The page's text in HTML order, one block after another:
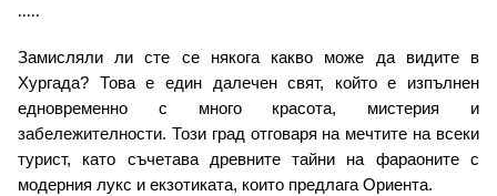
.....
Замисляли ли сте се някога какво може да видите в
Хургада? Това е един далечен свят, който е изпълнен
едновременно с много красота, мистерия и
забележителности. Този град отговаря на мечтите на всеки
турист, като съчетава древните тайни на фараоните с
модерния лукс и екзотиката, които предлага Ориента.